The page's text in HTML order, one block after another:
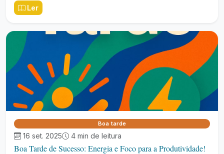
Ler
Boa tarde
16 set. 2025 4 min de leitura
Boa Tarde de Sucesso: Energia e Foco para a Produtividade!